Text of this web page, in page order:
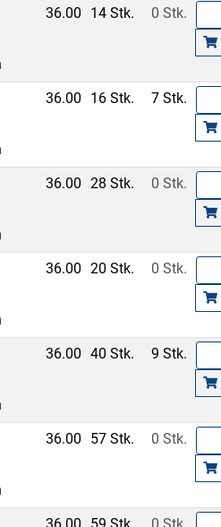
36.00 14 Stk. 0 Stk.
36.00 16 Stk. 7 Stk.
36.00 28 Stk. 0 Stk.
36.00 20 Stk. 0 Stk.
36.00 40 Stk. 9 Stk.
36.00 57 Stk. 0 Stk.